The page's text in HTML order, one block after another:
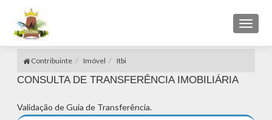
Toggle
Contribuinte Imóvel Itbi
CONSULTA DE TRANSFERÊNCIA IMOBILIÁRIA
Validação de Guia de Transferência.